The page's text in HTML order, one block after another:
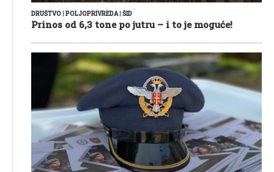
DRUŠTVO|POLJOPRIVREDA|ŠID
Prinos od 6,3 tone po jutru – i to je moguće!